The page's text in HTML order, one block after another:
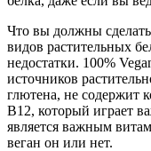
Что вы должны
видов растительных
недостатки. 100%
источников
глютена, не содержит
B12, который играет
является важным
веган он или нет.